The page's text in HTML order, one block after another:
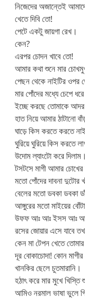
নিজেদের অজান্তেই
খেতে দিবি তো!
পেটে একটু জায়গা রেখ।
কেন?
এরপর চোদন খাবে তো!
আমার কথা শুনে মার
পেছন থেকে নাইটির ওপর
মার পোঁদের মধ্যে চেপে
ইচ্ছে করছে তোমাকে
হাত নিয়ে আমার ঠাটানো
ঘাড়ে কিস করতে করতে
ঘুরিয়ে ঘুরিয়ে কিস করতে
উদোম ল্যাংটো করে
টসটসে মাগী আমার
মতো পোঁদের দাবনা দুটোর
বেলের মতো ডবকা ডবকা
আঙ্গুরের মতো মাইয়ের
উফফ আঃ আঃ ইসস আঃ আঃ
রসের জোয়ার এসে যাবে
কেন মা টেপন খেতে
দূর বোকাচোদা! কোন
খানকির ছেলে চুতমারানি।
হঠাৎ করে মার মুখে
আমিও নরমাল ভাষা ভুলে